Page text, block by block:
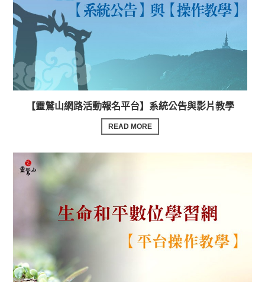
【靈鷲山網路活動報名平台】系統公告與影片教學
READ MORE